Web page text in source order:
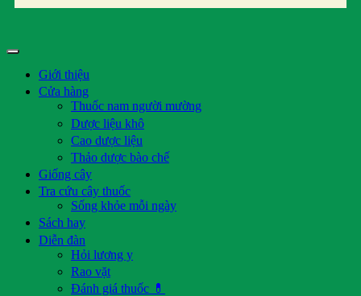
Giới thiệu
Cửa hàng
Thuốc nam người mường
Dược liệu khô
Cao dược liệu
Thảo dược bào chế
Giống cây
Tra cứu cây thuốc
Sống khỏe mỗi ngày
Sách hay
Diễn đàn
Hỏi lương y
Rao vặt
Đánh giá thuốc 💊